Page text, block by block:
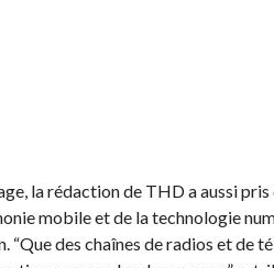
la rédaction de THD a aussi
mobile et de la technologie
“Que des chaînes de radios et de